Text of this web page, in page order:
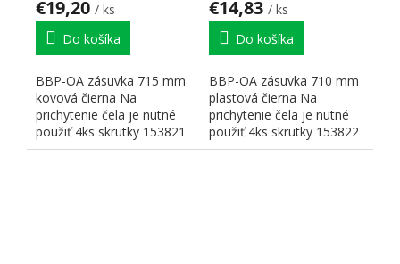
€19,20 / ks
Do košíka
BBP-OA zásuvka 715 mm
kovová čierna Na
prichytenie čela je nutné
použiť 4ks skrutky 153821
€14,83 / ks
Do košíka
BBP-OA zásuvka 710 mm
plastová čierna Na
prichytenie čela je nutné
použiť 4ks skrutky 153822